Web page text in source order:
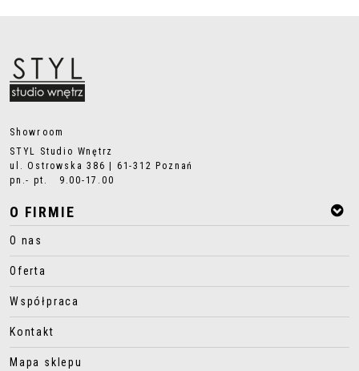
Showroom
STYL Studio Wnętrz
ul. Ostrowska 386 | 61-312 Poznań
pn.- pt. 9.00-17.00
O FIRMIE
O nas
Oferta
Współpraca
Kontakt
Mapa sklepu